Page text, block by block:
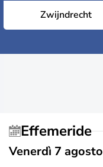
Zwijndrecht
Effemeride
Venerdì 7 agosto